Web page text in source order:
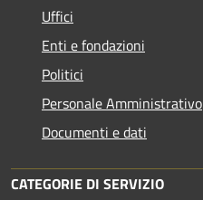
Uffici
Enti e fondazioni
Politici
Personale Amministrativo
Documenti e dati
CATEGORIE DI SERVIZIO